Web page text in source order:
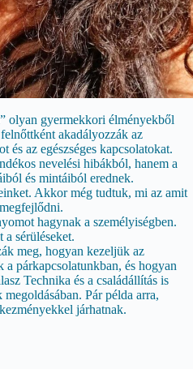
olyan gyermekkori élményekből
akadályozzák az
és az egészséges kapcsolatokat.
nevelési hibákból, hanem a
és mintáiból erednek.
Akkor még tudtuk, mi az amit
hagynak a személyiségben.
a sérüléseket.
meg, hogyan kezeljük az
párkapcsolatunkban, és hogyan
Technika és a családállítás is
Pár példa arra,
járhatnak.